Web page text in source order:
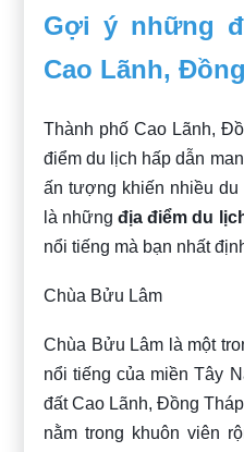
Gợi ý những
Cao Lãnh,
Thành phố Cao Lãnh,
điểm du lịch hấp dẫn
ấn tượng khiến nhiều
là nhữngđịa điểm du
nổi tiếng mà bạn nhất
Chùa Bửu Lâm
Chùa Bửu Lâm là một
nổi tiếng của miền Tây
đất Cao Lãnh, Đồng
nằm trong khuôn viên